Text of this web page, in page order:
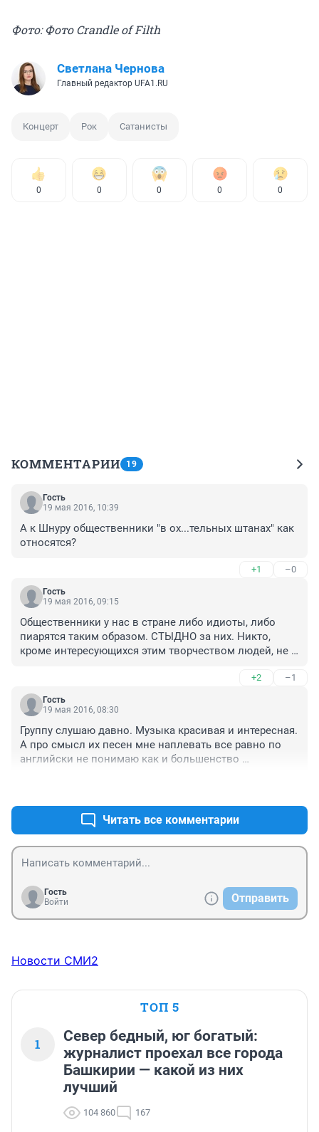
Фото: Фото Crandle of Filth
Светлана Чернова
Главный редактор UFA1.RU
Концерт Рок Сатанисты
0 0 0 0 0
КОММЕНТАРИИ 19
Гость
19 мая 2016, 10:39
А к Шнуру общественники "в ох...тельных штанах" как
относятся?
+1 –0
Гость
19 мая 2016, 09:15
Общественники у нас в стране либо идиоты, либо
пиарятся таким образом. СТЫДНО за них. Никто,
кроме интересующихся этим творчеством людей, не
и мне стало интересно, но билетов уже нет. Грустно.
+2 –1
Гость
19 мая 2016, 08:30
Группу слушаю давно. Музыка красивая и интересная.
А про смысл их песен мне наплевать все равно по
английски не понимаю как и большенство
Читать все комментарии
Гость
Войти
Отправить
Новости СМИ2
ТОП 5
1
Север бедный, юг богатый:
журналист проехал все города
Башкирии — какой из них
лучший
104 860 167